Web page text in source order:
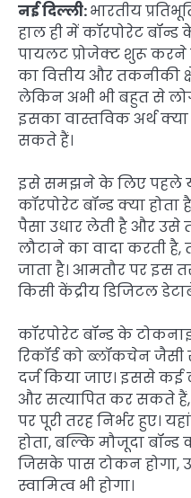
नई दिल्ली:भारतीय
हाल ही में कॉरपोरेट
पायलट प्रोजेक्ट शुरू
का वित्तीय और तकनीकी
लेकिन अभी भी बहुत से
इसका वास्तविक अर्थ
सकते हैं।
इसे समझने के लिए पहले
कॉरपोरेट बॉन्ड क्या
पैसा उधार लेती है और उसे
लौटाने का वादा करती है,
जाता है। आमतौर पर इस
किसी केंद्रीय डिजिटल
कॉरपोरेट बॉन्ड के
रिकॉर्ड को ब्लॉकचेन
दर्ज किया जाए। इससे
और सत्यापित कर सकते हैं,
पर पूरी तरह निर्भर हुए।
होता, बल्कि मौजूदा बॉन्ड
जिसके पास टोकन होगा,
स्वामित्व भी होगा।